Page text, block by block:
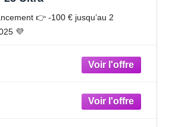
👉 -100 € jusqu’au 2
💜